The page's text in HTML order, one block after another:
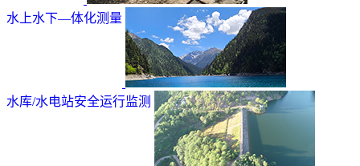
水上水下—体化测量
水库/水电站安全运行监测